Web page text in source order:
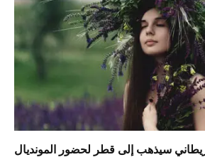
سيذهب إلى قطر لحضور المونديال